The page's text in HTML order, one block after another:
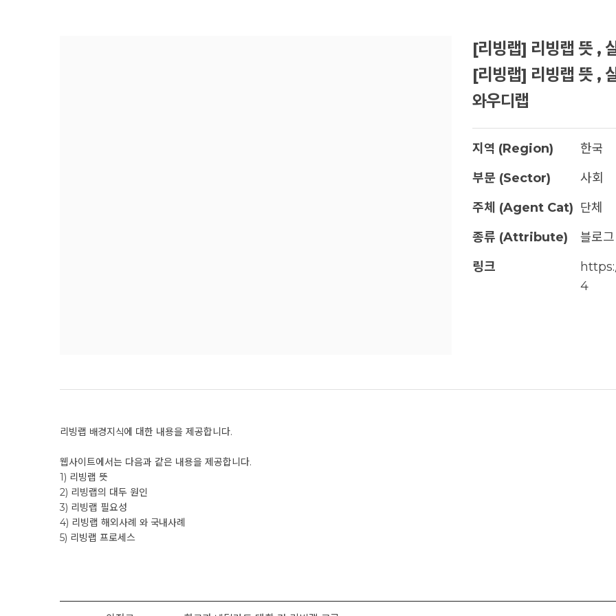
[리빙랩] 리빙랩 뜻 ,
[리빙랩] 리빙랩 뜻 ,
와우디랩
지역 (Region)
한국
부문 (Sector)
사회
주체 (Agent Cat) 단체
종류 (Attribute)
블로
링크
4
리빙랩 배경지식에 대한 내용을 제공합니다.
웹사이트에서는 다음과 같은 내용을 제공합니다.
1) 리빙랩 뜻
2) 리빙랩의 대두 원인
3) 리빙랩 필요성
4) 리빙랩 해외사례 와 국내사례
5) 리빙랩 프로세스